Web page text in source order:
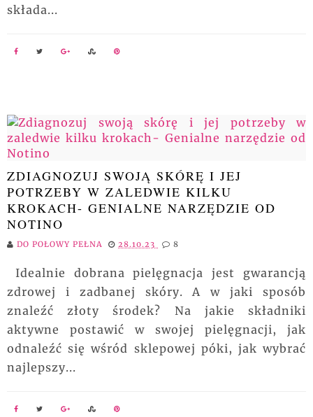
składa...
ZDIAGNOZUJ SWOJĄ SKÓRĘ I JEJ
POTRZEBY W ZALEDWIE KILKU
KROKACH- GENIALNE NARZĘDZIE OD
NOTINO
DO POŁOWY PEŁNA 28.10.23 8
Idealnie dobrana pielęgnacja jest gwarancją
zdrowej i zadbanej skóry. A w jaki sposób
znaleźć złoty środek? Na jakie składniki
aktywne postawić w swojej pielęgnacji, jak
odnaleźć się wśród sklepowej póki, jak wybrać
najlepszy...